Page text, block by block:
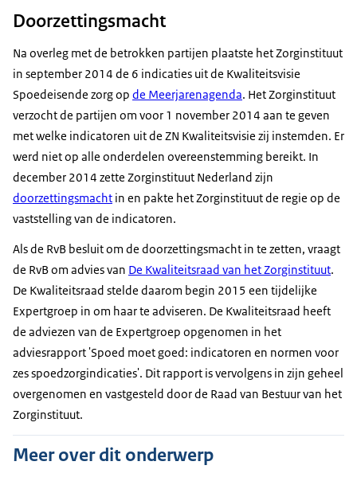
Doorzettingsmacht
Na overleg met de betrokken partijen plaatste het Zorginstituut
in september 2014 de 6 indicaties uit de Kwaliteitsvisie
Spoedeisende zorg op de Meerjarenagenda. Het Zorginstituut
verzocht de partijen om voor 1 november 2014 aan te geven
met welke indicatoren uit de ZN Kwaliteitsvisie zij instemden. Er
werd niet op alle onderdelen overeenstemming bereikt. In
december 2014 zette Zorginstituut Nederland zijn
doorzettingsmacht in en pakte het Zorginstituut de regie op de
vaststelling van de indicatoren.
Als de RvB besluit om de doorzettingsmacht in te zetten, vraagt
de RvB om advies van De Kwaliteitsraad van het Zorginstituut.
De Kwaliteitsraad stelde daarom begin 2015 een tijdelijke
Expertgroep in om haar te adviseren. De Kwaliteitsraad heeft
de adviezen van de Expertgroep opgenomen in het
adviesrapport 'Spoed moet goed: indicatoren en normen voor
zes spoedzorgindicaties'. Dit rapport is vervolgens in zijn geheel
overgenomen en vastgesteld door de Raad van Bestuur van het
Zorginstituut.
Meer over dit onderwerp